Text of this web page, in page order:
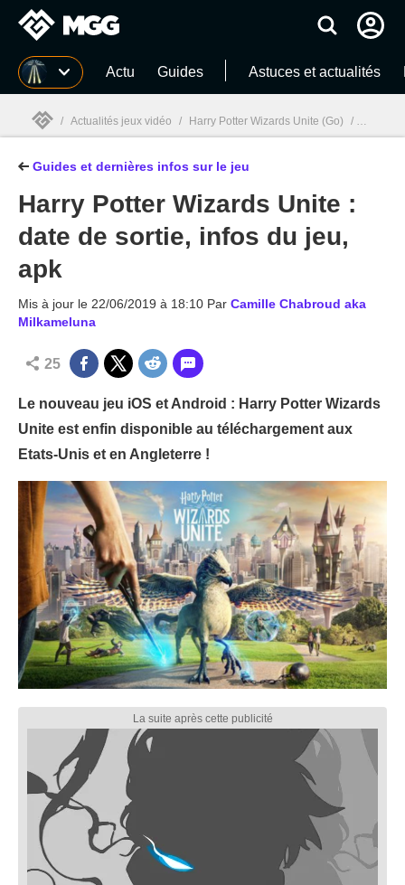
MGG Actu Guides Astuces et actualités
MGG
/ Actualités jeux vidéo / Harry Potter Wizards Unite (Go) / Harry
Guides et dernières infos sur le jeu
Harry Potter Wizards Unite :
date de sortie, infos du jeu,
apk
Mis à jour le 22/06/2019 à 18:10 Par Camille Chabroud aka
Milkameluna
25
Le nouveau jeu iOS et Android : Harry Potter Wizards
Unite est enfin disponible au téléchargement aux
Etats-Unis et en Angleterre !